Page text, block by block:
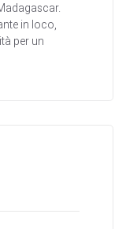
in loco,
per un